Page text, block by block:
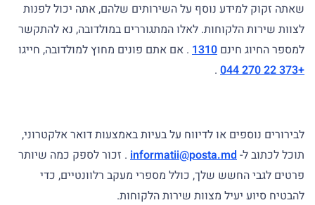
שאתה זקוק למידע נוסף על השירותים שלהם, אתה יכול לפנות
לצוות שירות הלקוחות. לאלו המתגוררים במולדובה, נא להתקשר
למספר החיוג חינם 1310 . אם אתם פונים מחוץ למולדובה, חייגו
+373 22 270 044
.
לבירורים נוספים או לדיווח על בעיות באמצעות דואר אלקטרוני,
תוכל לכתוב ל- informatii@posta.md . זכור לספק כמה שיותר
פרטים לגבי החשש שלך, כולל מספרי מעקב רלוונטיים, כדי
להבטיח סיוע יעיל מצוות שירות הלקוחות.